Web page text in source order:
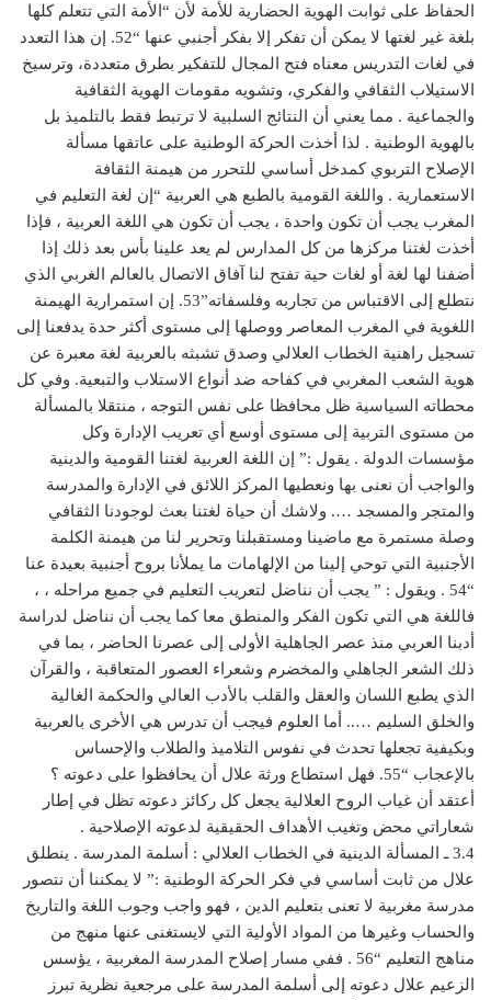
الحفاظ على ثوابت الهوية الحضارية للأمة لأن “الأمة التي تتعلم كلها
بلغة غير لغتها لا يمكن أن تفكر إلا بفكر أجنبي عنها “52. إن هذا التعدد
في لغات التدريس معناه فتح المجال للتفكير بطرق متعددة، وترسيخ
الاستيلاب الثقافي والفكري، وتشويه مقومات الهوية الثقافية
والجماعية . مما يعني أن النتائج السلبية لا ترتبط فقط بالتلميذ بل
بالهوية الوطنية . لذا أخذت الحركة الوطنية على عاتقها مسألة
الإصلاح التربوي كمدخل أساسي للتحرر من هيمنة الثقافة
الاستعمارية . واللغة القومية بالطبع هي العربية “إن لغة التعليم في
المغرب يجب أن تكون واحدة ، يجب أن تكون هي اللغة العربية ، فإذا
أخذت لغتنا مركزها من كل المدارس لم يعد علينا بأس بعد ذلك إذا
أضفنا لها لغة أو لغات حية تفتح لنا آفاق الاتصال بالعالم الغربي الذي
نتطلع إلى الاقتباس من تجاربه وفلسفاته”53. إن استمرارية الهيمنة
اللغوية في المغرب المعاصر ووصلها إلى مستوى أكثر حدة يدفعنا إلى
تسجيل راهنية الخطاب العلالي وصدق تشبثه بالعربية لغة معبرة عن
هوية الشعب المغربي في كفاحه ضد أنواع الاستلاب والتبعية. وفي كل
محطاته السياسية ظل محافظا على نفس التوجه ، منتقلا بالمسألة
من مستوى التربية إلى مستوى أوسع أي تعريب الإدارة وكل
مؤسسات الدولة . يقول :” إن اللغة العربية لغتنا القومية والدينية
والواجب أن نعنى بها ونعطيها المركز اللائق في الإدارة والمدرسة
والمتجر والمسجد …. ولاشك أن حياة لغتنا بعث لوجودنا الثقافي
وصلة مستمرة مع ماضينا ومستقبلنا وتحرير لنا من هيمنة الكلمة
الأجنبية التي توحي إلينا من الإلهامات ما يملأنا بروح أجنبية بعيدة عنا
“54 . ويقول : ” يجب أن نناضل لتعريب التعليم في جميع مراحله ، ،
فاللغة هي التي تكون الفكر والمنطق معا كما يجب أن نناضل لدراسة
أدبنا العربي منذ عصر الجاهلية الأولى إلى عصرنا الحاضر ، بما في
ذلك الشعر الجاهلي والمخضرم وشعراء العصور المتعاقبة ، والقرآن
الذي يطبع اللسان والعقل والقلب بالأدب العالي والحكمة الغالية
والخلق السليم ….. أما العلوم فيجب أن تدرس هي الأخرى بالعربية
وبكيفية تجعلها تحدث في نفوس التلاميذ والطلاب والإحساس
بالإعجاب “55. فهل استطاع ورثة علال أن يحافظوا على دعوته ؟
أعتقد أن غياب الروح العلالية يجعل كل ركائز دعوته تظل في إطار
شعاراتي محض وتغيب الأهداف الحقيقية لدعوته الإصلاحية .
3.4 ـ المسألة الدينية في الخطاب العلالي : أسلمة المدرسة . ينطلق
علال من ثابت أساسي في فكر الحركة الوطنية :” لا يمكننا أن نتصور
مدرسة مغربية لا تعنى بتعليم الدين ، فهو واجب وجوب اللغة والتاريخ
والحساب وغيرها من المواد الأولية التي لايستغنى عنها منهج من
مناهج التعليم “56 . ففي مسار إصلاح المدرسة المغربية ، يؤسس
الزعيم علال دعوته إلى أسلمة المدرسة على مرجعية نظرية تبرز